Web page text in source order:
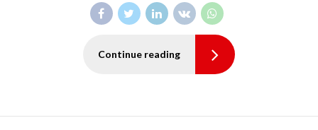
Continue reading